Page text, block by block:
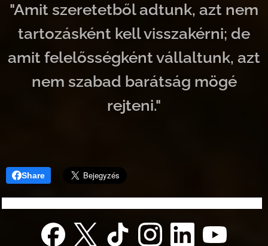
"Amit szeretetből adtunk, azt nem
tartozásként kell visszakérni; de
amit felelősségként vállaltunk, azt
nem szabad barátság mögé
rejteni."
Share